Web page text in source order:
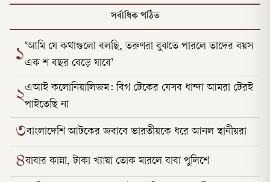
সর্বাধিক পঠিত
১‘আমি যে কথাগুলো বলছি, তরুণরা বুঝতে পারলে তাদের বয়স
এক শ বছর বেড়ে যাবে’
২এআই কলোনিয়ালিজম: বিগ টেকের যেসব ধান্দা আমরা টেরই
পাইতেছি না
৩বাংলাদেশি আটকের জবাবে ভারতীয়কে ধরে আনল স্থানীয়রা
৪বাবার কান্না, টাকা খ্যায়া তোক মারলে বাবা পুলিশে